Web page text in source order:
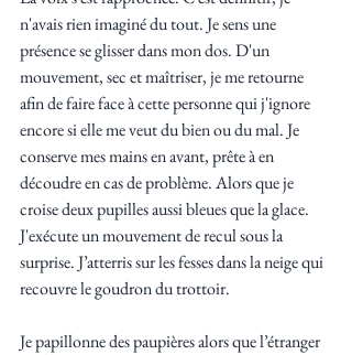
n'avais rien imaginé du tout. Je sens une
présence se glisser dans mon dos. D'un
mouvement, sec et maîtriser, je me retourne
afin de faire face à cette personne qui j'ignore
encore si elle me veut du bien ou du mal. Je
conserve mes mains en avant, prête à en
découdre en cas de problème. Alors que je
croise deux pupilles aussi bleues que la glace.
J'exécute un mouvement de recul sous la
surprise. J’atterris sur les fesses dans la neige qui
recouvre le goudron du trottoir.
Je papillonne des paupières alors que l’étranger